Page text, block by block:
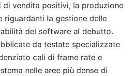
di vendita positivi, la produzione
riguardanti la gestione delle
del software al debutto.
da testate specializzate
cali di frame rate e
nelle aree più dense di